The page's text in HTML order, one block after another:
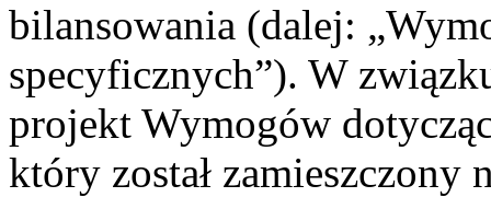
bilansowania (dalej:
specyficznych”). W
projekt Wymogów
który został zamieszczony